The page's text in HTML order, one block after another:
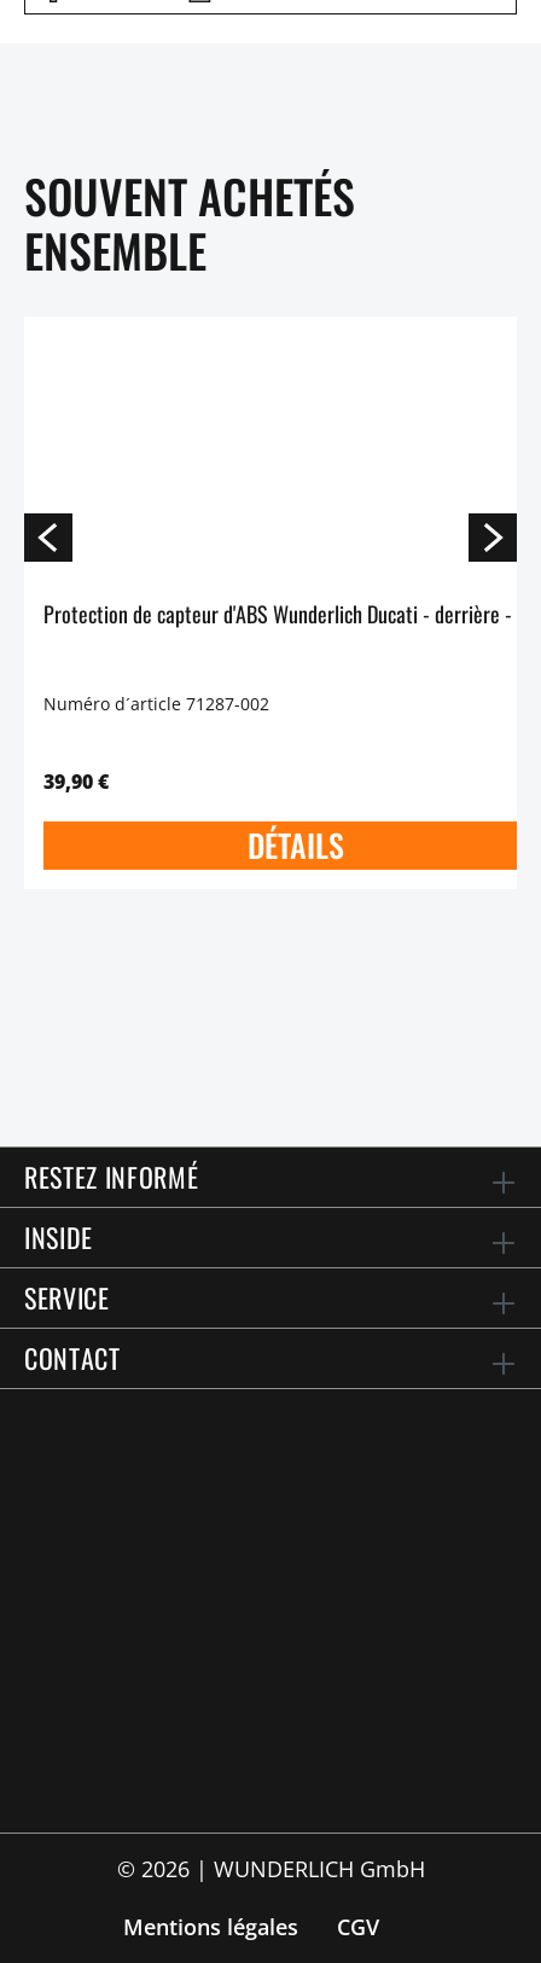
SOUVENT ACHETÉS
ENSEMBLE
Protection de capteur d'ABS Wunderlich
Numéro d´article 71287-002
39,90 €
DÉTAILS
RESTEZ INFORMÉ
INSIDE
SERVICE
CONTACT
© 2026 | WUNDERLICH GmbH
Mentions légales
CGV